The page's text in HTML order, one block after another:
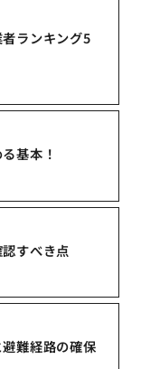
ランキング5
基本！
すべき点
難経路の確保